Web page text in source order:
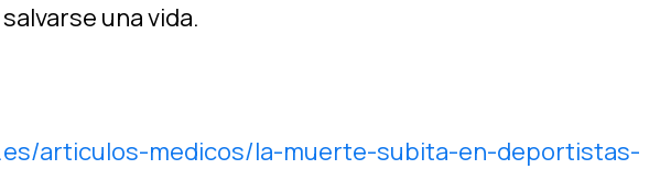
una vida.
articulos-medicos/la-muerte-subita-en-deportistas-